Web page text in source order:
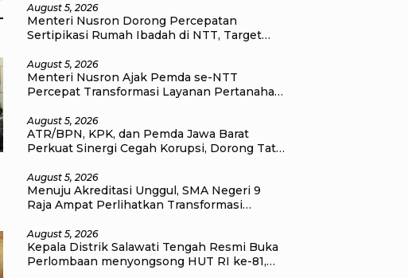
August 5, 2026
Menteri Nusron Dorong Percepatan
Sertipikasi Rumah Ibadah di NTT, Target
August 5, 2026
Menteri Nusron Ajak Pemda se-NTT
Percepat Transformasi Layanan Pertanahan,
August 5, 2026
ATR/BPN, KPK, dan Pemda Jawa Barat
Perkuat Sinergi Cegah Korupsi, Dorong Tata
August 5, 2026
Menuju Akreditasi Unggul, SMA Negeri 9
Raja Ampat Perlihatkan Transformasi
August 5, 2026
Kepala Distrik Salawati Tengah Resmi Buka
Perlombaan menyongsong HUT RI ke-81,